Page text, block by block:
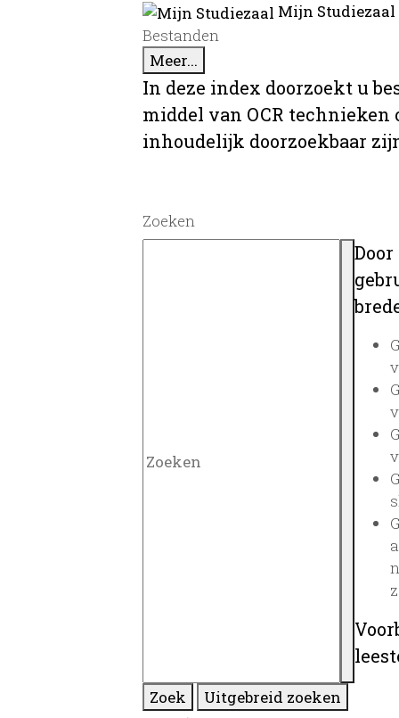
Mijn
Bestanden
Meer...
In deze index doorzoekt u
middel van OCR
inhoudelijk doorzoekbaar
Zoeken
Zoek Uitgebreid zoeken